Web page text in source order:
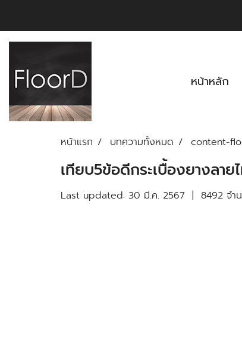
หน้าหลัก
หน้าแรก บทความทั้งหมด content-
เทียบ5ข้อดีกระเบื้องยางลา
Last updated: 30 มี.ค. 2567 | 8492 จำ